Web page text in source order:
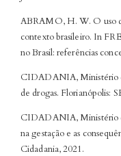
ABRAMO, H. W. O uso
contexto brasileiro. In
no Brasil: referências
CIDADANIA, Ministério
de drogas. Florianópolis:
CIDADANIA, Ministério
na gestação e as
Cidadania, 2021.